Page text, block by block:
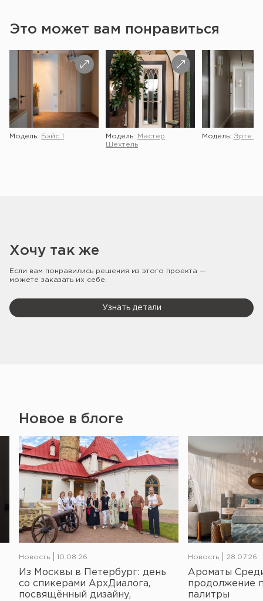
Это может вам понравиться
Модель: Бэйс 1 Модель:
Мастер
Шехтель
Модель: Эрте 2
Хочу так же
Если вам понравились решения из этого проекта —
можете заказать их себе.
Узнать детали
Новое в блоге
Новость 10.08.26
Из Москвы в Петербург: день
со спикерами АрхДиалога,
посвящённый дизайну,
Новость 28.07.26
Ароматы
продолжение
палитры